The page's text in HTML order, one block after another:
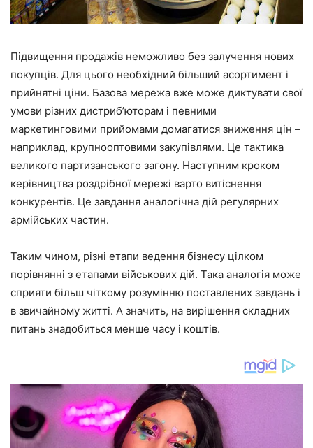
Підвищення продажів неможливо без залучення нових
покупців. Для цього необхідний більший асортимент і
прийнятні ціни. Базова мережа вже може диктувати свої
умови різних дистриб’юторам і певними
маркетинговими прийомами домагатися зниження цін –
наприклад, крупнооптовими закупівлями. Це тактика
великого партизанського загону. Наступним кроком
керівництва роздрібної мережі варто витіснення
конкурентів. Це завдання аналогічна дій регулярних
армійських частин.
Таким чином, різні етапи ведення бізнесу цілком
порівнянні з етапами військових дій. Така аналогія може
сприяти більш чіткому розумінню поставлених завдань і
в звичайному житті. А значить, на вирішення складних
питань знадобиться менше часу і коштів.